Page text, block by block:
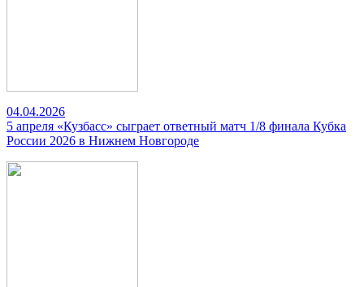
04.04.2026
5 апреля «Кузбасс» сыграет ответный матч 1/8 финала Кубка
России 2026 в Нижнем Новгороде